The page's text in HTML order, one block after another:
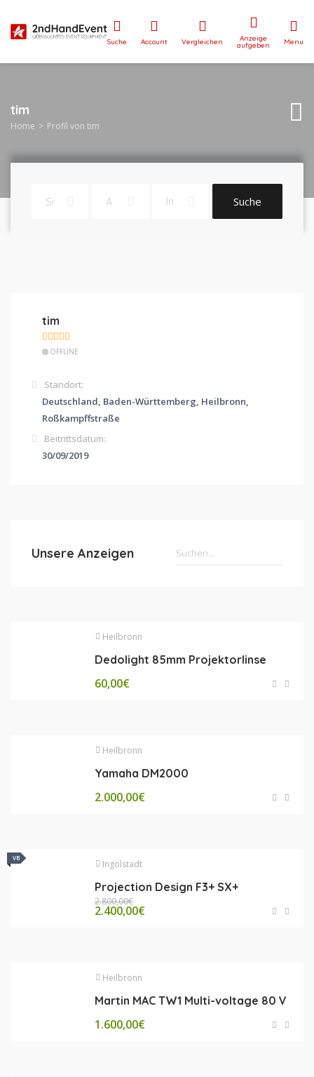
Suche Account Vergleichen Anzeige
aufgeben Menu
tim
Home Profil von tim
Suche
tim
OFFLINE
Standort:
Deutschland, Baden-Württemberg, Heilbronn,
Roßkampffstraße
Beitrittsdatum:
30/09/2019
Unsere Anzeigen
Heilbronn
Dedolight 85mm Projektorlinse
60,00€
Heilbronn
Yamaha DM2000
2.000,00€
VB
VB
Ingolstadt
Projection Design F3+ SX+
2.800,00€
2.400,00€
Heilbronn
Martin MAC TW1 Multi-voltage 80 V
1.600,00€